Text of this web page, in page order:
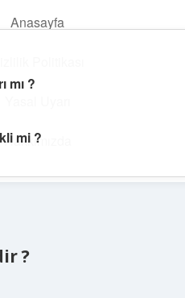
Anasayfa
Hakkımızda
İlham
bir macera!
?
mı ?
mi ?